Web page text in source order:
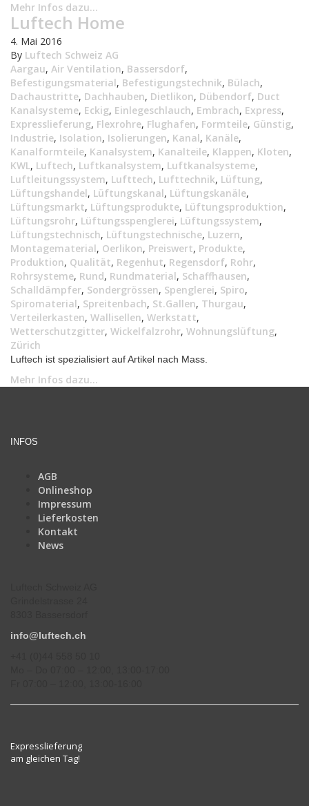
Mehr Infos dazu...
Luftech Home
4. Mai 2016
By Luftech Schweiz AG
Aargau, Air Ventilation, Bassersdorf,
Befestigungsmaterial, Befestigungstechnik, Bülach,
Dachaustritte, Dachhauben, Dietlikon, Dübendorf, Duct
Kanalsysteme, Eckig, Einlegeschlauch, Embrach, Express,
Expresslieferung, Flexrohre, Flughafen, Formteile, Günstig,
Industrie, Isolation, Isolierungen, Kanal, Kanäle,
Kanalformteile, Kanalsystem, Kanalteile, Klappen, Kloten,
KWL, Luftech, Luftkanalsystem, Luftkanalsysteme,
Luftleitungssystem, Lufttech, Lufttechnik, Lüftung,
Lüftungshandel, Lüftungskanal, Lüftungskanäle,
Lüftungsmarkt, Lüftungsprodukte, Lüftungsproduktion,
Lüftungsrohr, Lüftungsspenglerei, Lüftungssystem,
Lüftungstechnisch, Lüftungstechnische, Luzern,
Montagematerial, Oerlikon, Preiswert, Produkte,
Produktion, Qualität, Regenhut, Regensdorf, Rohr,
Rohrsysteme, Rund, Rundmaterial, Schaffhausen,
Schalldämpfer, Sondergrössen, Spenglerei, Spiro,
Spiromaterial, Spreitenbach, St.Gallen, Thurgau,
Verteilerkasten, Wallisellen, Werkstatt,
Wetterschutzgitter, Wickelfalzrohr, Wohnungslüftung,
Zürich
Luftech ist spezialisiert auf Artikel nach Mass.
Mehr Infos dazu...
INFOS
AGB
Onlineshop
Impressum
Lieferkosten
Kontakt
News
info@luftech.ch
Expresslieferung
am gleichen Tag!